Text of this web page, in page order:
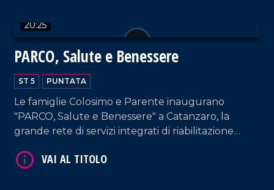
20:25
PARCO, Salute e Benessere
ST 5 PUNTATA
Le famiglie Colosimo e Parente inaugurano
"PARCO, Salute e Benessere" a Catanzaro, la
grande rete di servizi integrati di riabilitazione
VAI AL TITOLO